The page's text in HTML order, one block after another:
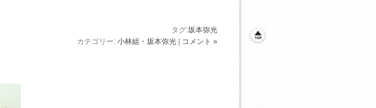
タグ:坂本弥光
カテゴリー: 小林組・坂本弥光 コメント »